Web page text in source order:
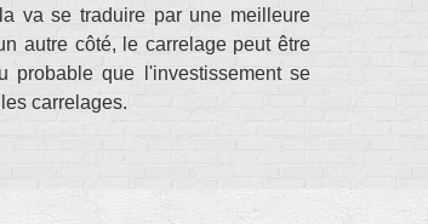
va se traduire par une meilleure
autre côté, le carrelage peut être
probable que l'investissement se
carrelages.